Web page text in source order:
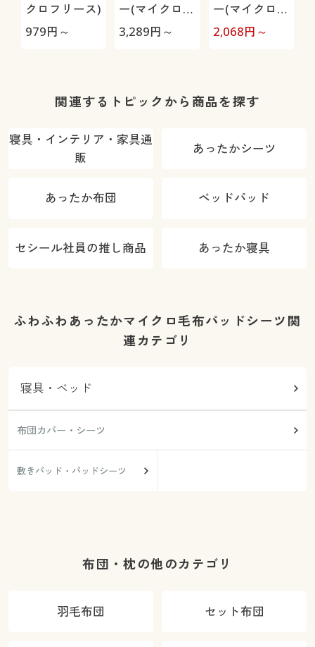
クロフリース)
979円～
ー(マイクロフ
リース)
3,289円～
ー(マイクロフ
リース)
2,068円～
関連するトピックから商品を探す
寝具・インテリア・家具通
販
あったかシーツ
あったか布団 ベッドパッド
セシール社員の推し商品 あったか寝具
ふわふわあったかマイクロ毛布パッドシーツ関
連カテゴリ
寝具・ベッド
布団カバー・シーツ
敷きパッド・パッドシーツ
布団・枕の他のカテゴリ
羽毛布団 セット布団